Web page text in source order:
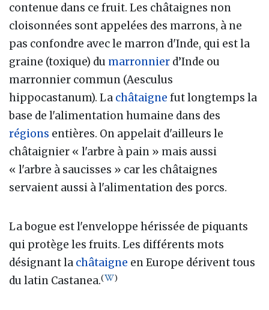
contenue dans ce fruit. Les châtaignes non
cloisonnées sont appelées des marrons, à ne
pas confondre avec le marron d'Inde, qui est la
graine (toxique) du marronnier d’Inde ou
marronnier commun (Aesculus
hippocastanum). La châtaigne fut longtemps la
base de l'alimentation humaine dans des
régions entières. On appelait d'ailleurs le
châtaignier « l'arbre à pain » mais aussi
« l'arbre à saucisses » car les châtaignes
servaient aussi à l'alimentation des porcs.
La bogue est l'enveloppe hérissée de piquants
qui protège les fruits. Les différents mots
désignant la châtaigne en Europe dérivent tous
du latin Castanea.( )